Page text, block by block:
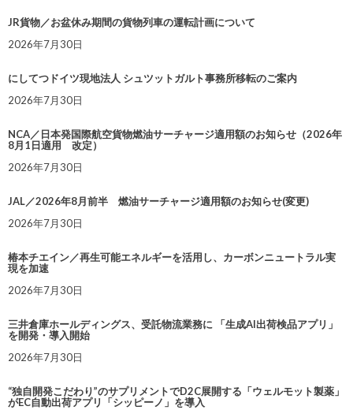
JR貨物／お盆休み期間の貨物列車の運転計画について
2026年7月30日
にしてつドイツ現地法人 シュツットガルト事務所移転のご案内
2026年7月30日
NCA／日本発国際航空貨物燃油サーチャージ適用額のお知らせ（2026年
8月1日適用 改定）
2026年7月30日
JAL／2026年8月前半 燃油サーチャージ適用額のお知らせ(変更)
2026年7月30日
椿本チエイン／再生可能エネルギーを活用し、カーボンニュートラル実
現を加速
2026年7月30日
三井倉庫ホールディングス、受託物流業務に 「生成AI出荷検品アプリ」
を開発・導入開始
2026年7月30日
“独自開発こだわり”のサプリメントでD2C展開する「ウェルモット製薬」
がEC自動出荷アプリ「シッピーノ」を導入